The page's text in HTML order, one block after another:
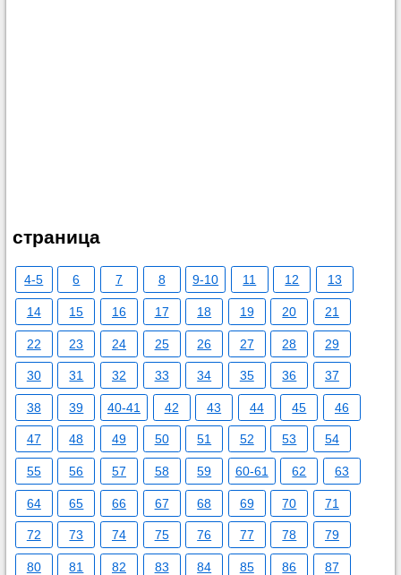
страница
4-5 6 7 8 9-10 11 12 13
14 15 16 17 18 19 20 21
22 23 24 25 26 27 28 29
30 31 32 33 34 35 36 37
38 39 40-41 42 43 44 45 46
47 48 49 50 51 52 53 54
55 56 57 58 59 60-61 62 63
64 65 66 67 68 69 70 71
72 73 74 75 76 77 78 79
80 81 82 83 84 85 86 87